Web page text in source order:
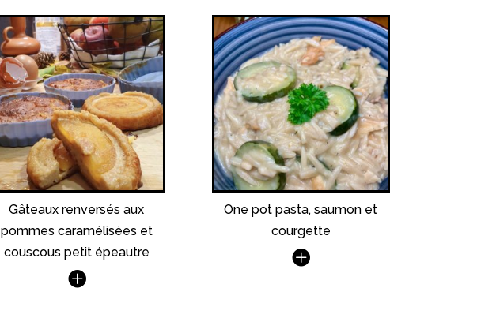
Gâteaux renversés aux
pommes caramélisées et
couscous petit épeautre
One pot pasta, saumon et
courgette